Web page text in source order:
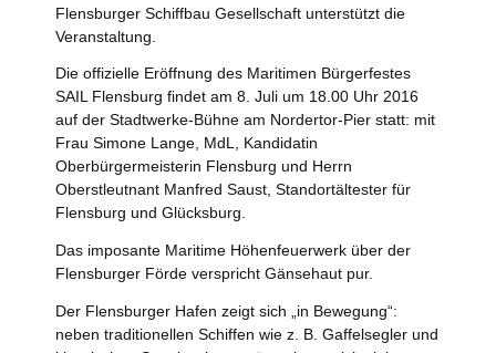
Flensburger Schiffbau Gesellschaft unterstützt die
Veranstaltung.
Die offizielle Eröffnung des Maritimen Bürgerfestes
SAIL Flensburg findet am 8. Juli um 18.00 Uhr 2016
auf der Stadtwerke-Bühne am Nordertor-Pier statt: mit
Frau Simone Lange, MdL, Kandidatin
Oberbürgermeisterin Flensburg und Herrn
Oberstleutnant Manfred Saust, Standortältester für
Flensburg und Glücksburg.
Das imposante Maritime Höhenfeuerwerk über der
Flensburger Förde verspricht Gänsehaut pur.
Der Flensburger Hafen zeigt sich „in Bewegung“:
neben traditionellen Schiffen wie z. B. Gaffelsegler und